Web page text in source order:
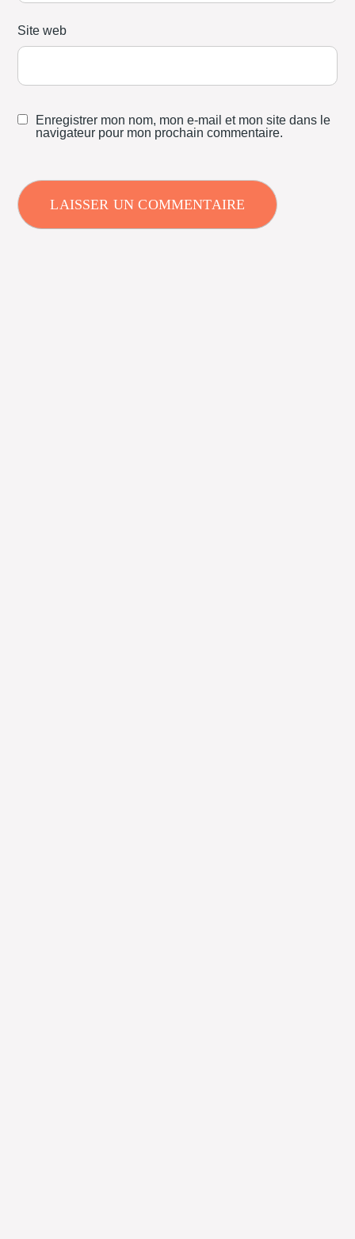
Site web
Enregistrer mon nom, mon e-mail et mon site dans le
navigateur pour mon prochain commentaire.